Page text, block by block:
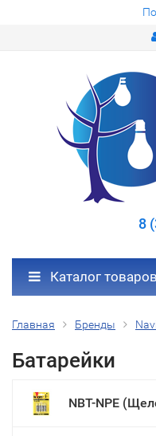
8
Каталог товаров
Главная Бренды
Батарейки
NBT-NPE